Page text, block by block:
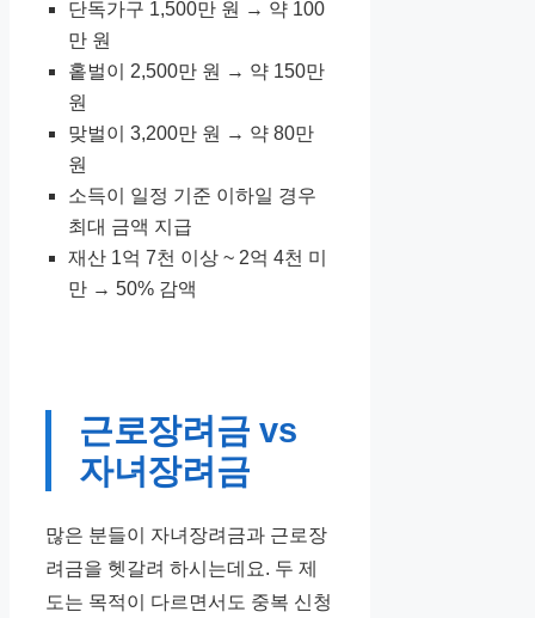
단독가구 1,500만 원 → 약 100
만 원
홑벌이 2,500만 원 → 약 150만
원
맞벌이 3,200만 원 → 약 80만
원
소득이 일정 기준 이하일 경우
최대 금액 지급
재산 1억 7천 이상 ~ 2억 4천 미
만 → 50% 감액
근로장려금 vs
자녀장려금
많은 분들이 자녀장려금과 근로장
려금을 헷갈려 하시는데요. 두 제
도는 목적이 다르면서도 중복 신청